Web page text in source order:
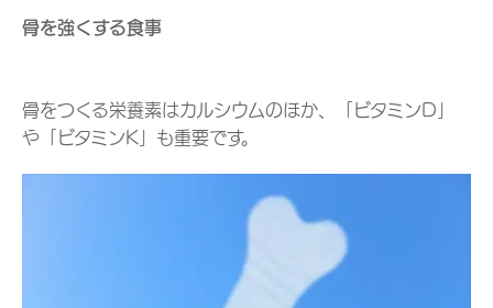
骨を強くする食事
骨をつくる栄養素はカルシウムのほか、「ビタミンD」
や「ビタミンK」も重要です。